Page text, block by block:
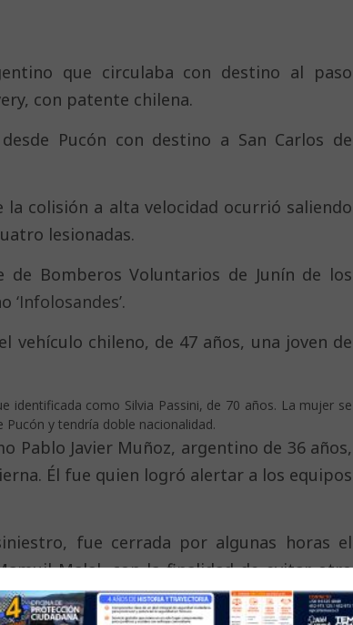
que circulaba con destino al paso
con patente chilena.
Pucón con destino a San Carlos de
colisión a alta velocidad ocurrió saliendo
lesionadas.
Bomberos Voluntarios de Junín de los
‘Infolosandes’.
vehículo chileno, de 47 años, una joven de
identificada como Silvia Passini, de 70 años. La mujer se
y tendría doble nacionalidad.
Pablo Javier Muñoz, argentino de 36 años,
Él fue quien logró alertar a los equipos
fue cerrada por algunas horas el
Malal, con la finalidad de evitar otro